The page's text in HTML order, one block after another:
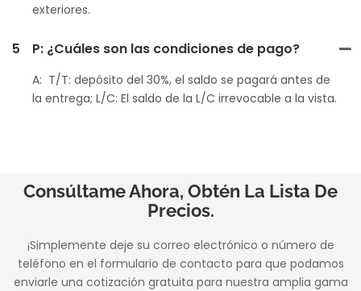
exteriores.
5 P: ¿Cuáles son las condiciones de pago?
A: T/T: depósito del 30%, el saldo se pagará antes de
la entrega; L/C: El saldo de la L/C irrevocable a la vista.
Consúltame Ahora, Obtén La Lista De
Precios.
¡Simplemente deje su correo electrónico o número de
teléfono en el formulario de contacto para que podamos
enviarle una cotización gratuita para nuestra amplia gama